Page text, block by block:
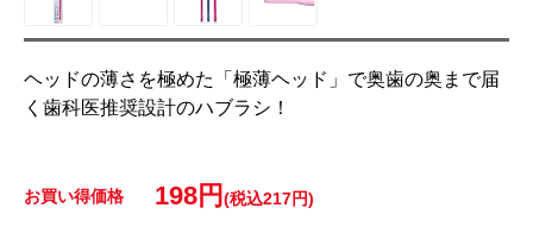
ヘッドの薄さを極めた「極薄ヘッド」で奥歯の奥まで届
く歯科医推奨設計のハブラシ！
お買い得価格 198円 (税込217円)